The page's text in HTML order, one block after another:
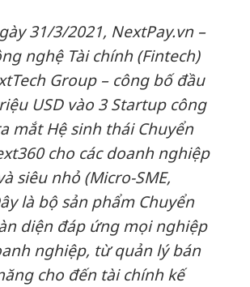
31/3/2021, NextPay.vn –
nghệ Tài chính (Fintech)
Group – công bố đầu
USD vào 3 Startup công
mắt Hệ sinh thái Chuyển
cho các doanh nghiệp
siêu nhỏ (Micro-SME,
là bộ sản phẩm Chuyển
diện đáp ứng mọi nghiệp
nghiệp, từ quản lý bán
cho đến tài chính kế